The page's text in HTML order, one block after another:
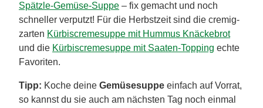
Spätzle-Gemüse-Suppe – fix gemacht und noch
schneller verputzt! Für die Herbstzeit sind die cremig-
zarten Kürbiscremesuppe mit Hummus Knäckebrot
und die Kürbiscremesuppe mit Saaten-Topping echte
Favoriten.
Tipp: Koche deine Gemüsesuppe einfach auf Vorrat,
so kannst du sie auch am nächsten Tag noch einmal